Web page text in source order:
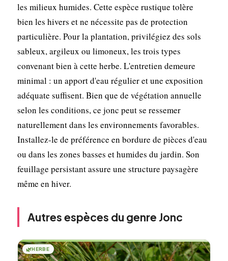
les milieux humides. Cette espèce rustique tolère
bien les hivers et ne nécessite pas de protection
particulière. Pour la plantation, privilégiez des sols
sableux, argileux ou limoneux, les trois types
convenant bien à cette herbe. L'entretien demeure
minimal : un apport d'eau régulier et une exposition
adéquate suffisent. Bien que de végétation annuelle
selon les conditions, ce jonc peut se ressemer
naturellement dans les environnements favorables.
Installez-le de préférence en bordure de pièces d'eau
ou dans les zones basses et humides du jardin. Son
feuillage persistant assure une structure paysagère
même en hiver.
Autres espèces du genre Jonc
🌿HERBE